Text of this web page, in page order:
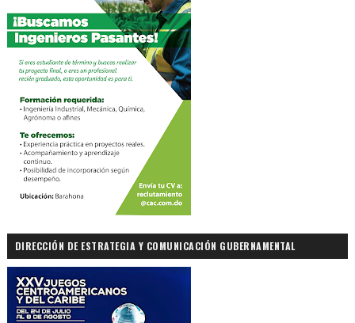
DIRECCIÓN DE ESTRATEGIA Y COMUNICACIÓN GUBERNAMENTAL